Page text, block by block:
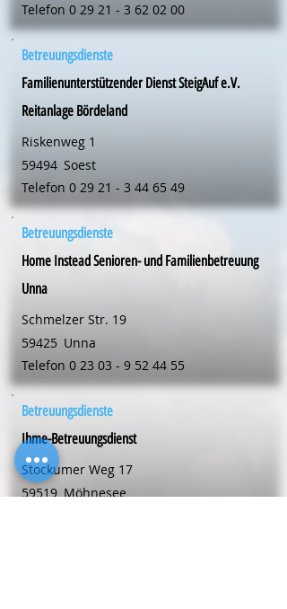
Telefon 0 29 21 - 3 62 02 00
Betreuungsdienste
Familienunterstützender Dienst SteigAuf e.V.
Reitanlage Bördeland
Riskenweg 1
59494 Soest
Telefon 0 29 21 - 3 44 65 49
Betreuungsdienste
Home Instead Senioren- und Familienbetreuung
Unna
Schmelzer Str. 19
59425 Unna
Telefon 0 23 03 - 9 52 44 55
Betreuungsdienste
Ihme-Betreuungsdienst
Stockumer Weg 17
59519 Möhnesee